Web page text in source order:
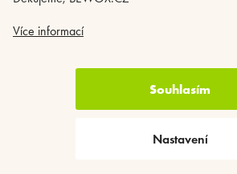
Více informací
Souhlasím
Nastavení